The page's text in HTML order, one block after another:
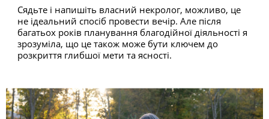
Сядьте і напишіть власний некролог, можливо, це
не ідеальний спосіб провести вечір. Але після
багатьох років планування благодійної діяльності я
зрозуміла, що це також може бути ключем до
розкриття глибшої мети та ясності.